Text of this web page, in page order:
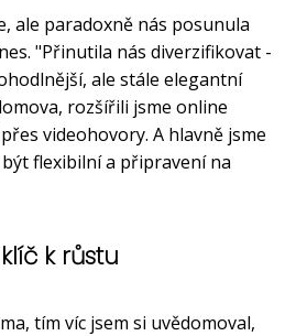
ale paradoxně nás posunula
"Přinutila nás diverzifikovat -
ale stále elegantní
rozšířili jsme online
videohovory. A hlavně jsme
flexibilní a připravení na
k růstu
tím víc jsem si uvědomoval,